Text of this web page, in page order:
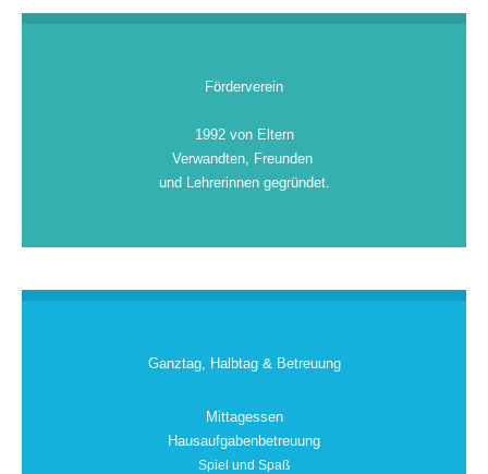
Förderverein
1992 von Eltern
Verwandten, Freunden
und Lehrerinnen gegründet.
Ganztag, Halbtag & Betreuung
Mittagessen
Hausaufgabenbetreuung
Spiel und Spaß